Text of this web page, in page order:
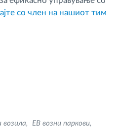
со член на нашиот тим
возила
ЕВ возни паркови